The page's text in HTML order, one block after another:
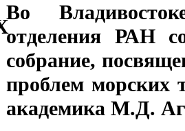
Во
отделения РАН
собрание,
проблем
академика М.Д.